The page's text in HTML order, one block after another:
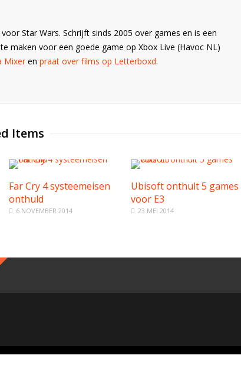
Star Wars. Schrijft sinds 2005 over games en is een
maken voor een goede game op Xbox Live (Havoc NL)
Mixeren praat over films op Letterboxd.
Items
Far Cry 4 systeemeisen
onthuld
6 NOVEMBER 2014
Ubisoft onthult 5 games
voor E3
23 MEI 2014